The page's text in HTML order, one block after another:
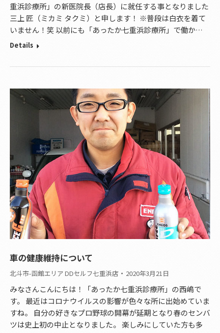
重浜診療所」の新医院長（店長）に就任する事となりました
三上 匠（ミカミ タクミ）と申します！ ※普段は白衣を着て
いません！笑 以前にも「あったか七重浜診療所」で働か…
Details
車の健康維持について
北斗市-函館エリア DDセルフ七重浜店 2020年3月21日
みなさんこんにちは！「あったか七重浜診療所」の西嶋で
す。 最近はコロナウイルスの影響が色々な所に出始めていま
すね。 自分の好きなプロ野球の開幕が延期となり春のセンバ
ツは史上初の中止となりました。 楽しみにしていた方も多